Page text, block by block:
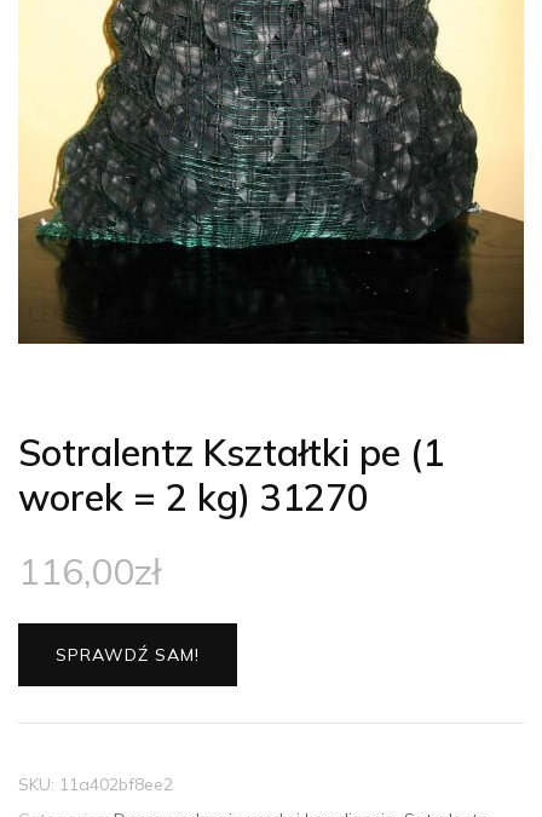
Sotralentz Kształtki pe (1
worek = 2 kg) 31270
116,00zł
SPRAWDŹ SAM!
SKU: 11a402bf8ee2